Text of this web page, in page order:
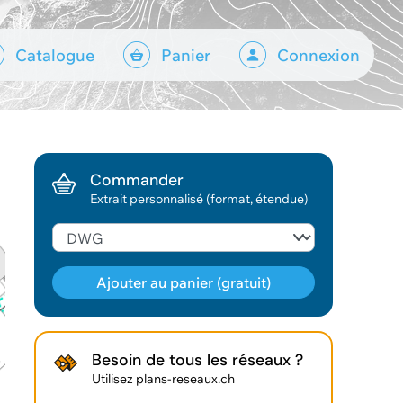
Catalogue Panier Connexion
Commander
Extrait personnalisé (format, étendue)
Ajouter au panier (gratuit)
Géodonnée ajoutée au panier !
Besoin de tous les réseaux ?
Utilisez plans-reseaux.ch